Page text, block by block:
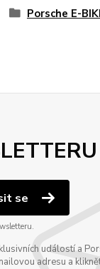
Porsche E-
se
událostí a
adresu a